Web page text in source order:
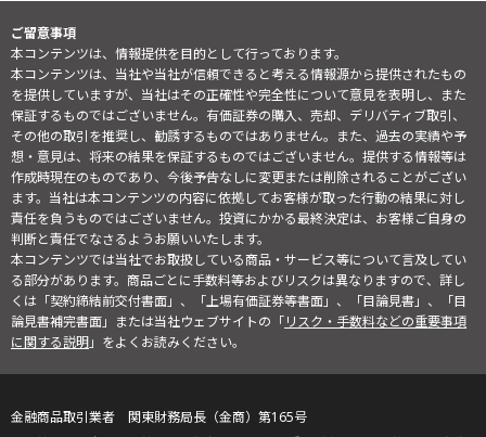
ご留意事項
本コンテンツは、情報提供を目的として行っております。
本コンテンツは、当社や当社が信頼できると考える情報源から提供されたもの
を提供していますが、当社はその正確性や完全性について意見を表明し、また
保証するものではございません。有価証券の購入、売却、デリバティブ取引、
その他の取引を推奨し、勧誘するものではありません。また、過去の実績や予
想・意見は、将来の結果を保証するものではございません。提供する情報等は
作成時現在のものであり、今後予告なしに変更または削除されることがござい
ます。当社は本コンテンツの内容に依拠してお客様が取った行動の結果に対し
責任を負うものではございません。投資にかかる最終決定は、お客様ご自身の
判断と責任でなさるようお願いいたします。
本コンテンツでは当社でお取扱している商品・サービス等について言及してい
る部分があります。商品ごとに手数料等およびリスクは異なりますので、詳し
くは「契約締結前交付書面」、「上場有価証券等書面」、「目論見書」、「目
論見書補完書面」または当社ウェブサイトの「リスク・手数料などの重要事項
に関する説明」をよくお読みください。
金融商品取引業者 関東財務局長（金商）第165号